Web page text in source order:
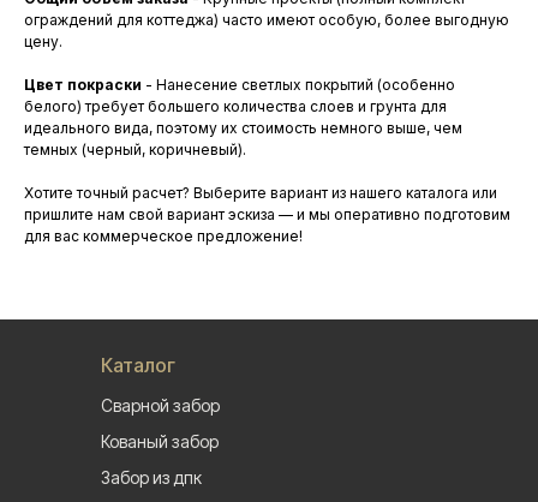
ограждений для коттеджа) часто имеют особую, более выгодную
цену.
Цвет покраски - Нанесение светлых покрытий (особенно
белого) требует большего количества слоев и грунта для
идеального вида, поэтому их стоимость немного выше, чем
темных (черный, коричневый).
Хотите точный расчет? Выберите вариант из нашего каталога или
пришлите нам свой вариант эскиза — и мы оперативно подготовим
для вас коммерческое предложение!
Каталог
Сварной забор
Кованый забор
Забор из дпк